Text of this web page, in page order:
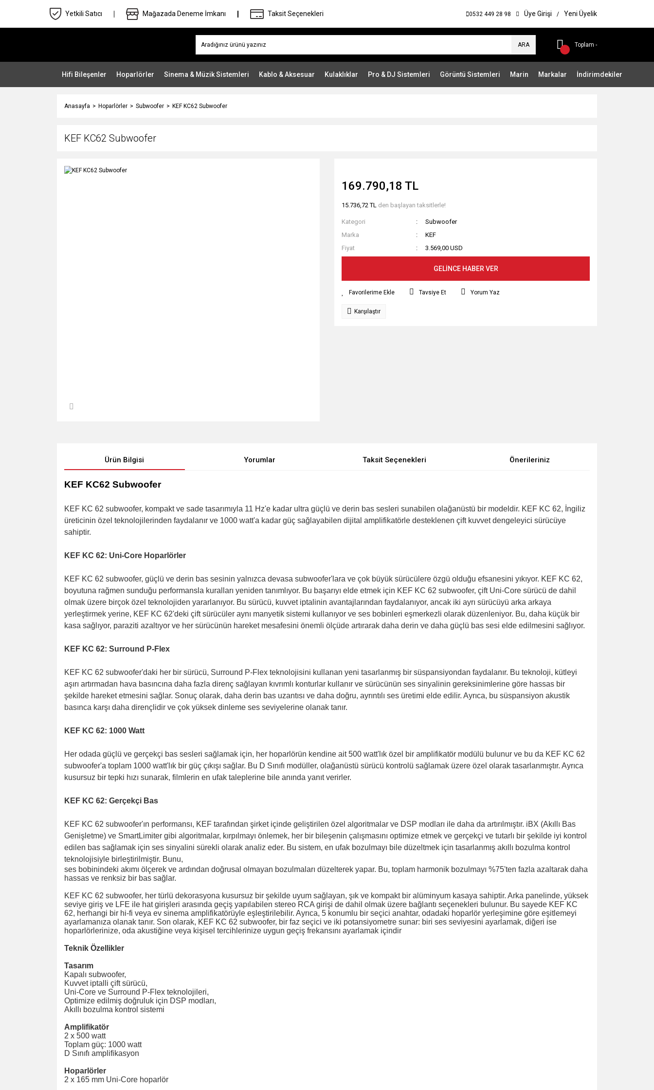
Yetkili Satıcı Mağazada Deneme İmkanı Taksit Seçenekleri 0532 449 28 98 Üye Girişi / Yeni Üyelik
ARA Toplam -
Hifi Bileşenler Hoparlörler Sinema & Müzik Sistemleri Kablo & Aksesuar Kulaklıklar Pro & DJ Sistemleri Görüntü Sistemleri Marin Markalar İndirimdekiler
Anasayfa Hoparlörler Subwoofer KEF KC62 Subwoofer
KEF KC62 Subwoofer
169.790,18 TL
15.736,72 TL den başlayan taksitlerle!
Kategori
Subwoofer
Marka
KEF
Fiyat
3.569,00 USD
GELİNCE HABER VER
Tavsiye Et Yorum Yaz
Karşılaştır
Ürün Bilgisi Yorumlar Taksit Seçenekleri Önerileriniz
KEF KC62 Subwoofer
KEF KC 62 subwoofer, kompakt ve sade tasarımıyla 11 Hz'e kadar ultra güçlü ve derin bas sesleri sunabilen olağanüstü bir modeldir. KEF KC 62, İngiliz
üreticinin özel teknolojilerinden faydalanır ve 1000 watt'a kadar güç sağlayabilen dijital amplifikatörle desteklenen çift kuvvet dengeleyici sürücüye
sahiptir.
KEF KC 62: Uni-Core Hoparlörler
KEF KC 62 subwoofer, güçlü ve derin bas sesinin yalnızca devasa subwoofer'lara ve çok büyük sürücülere özgü olduğu efsanesini yıkıyor. KEF KC 62,
boyutuna rağmen sunduğu performansla kuralları yeniden tanımlıyor. Bu başarıyı elde etmek için KEF KC 62 subwoofer, çift Uni-Core sürücü de dahil
olmak üzere birçok özel teknolojiden yararlanıyor. Bu sürücü, kuvvet iptalinin avantajlarından faydalanıyor, ancak iki ayrı sürücüyü arka arkaya
yerleştirmek yerine, KEF KC 62'deki çift sürücüler aynı manyetik sistemi kullanıyor ve ses bobinleri eşmerkezli olarak düzenleniyor. Bu, daha küçük bir
kasa sağlıyor, paraziti azaltıyor ve her sürücünün hareket mesafesini önemli ölçüde artırarak daha derin ve daha güçlü bas sesi elde edilmesini sağlıyor.
KEF KC 62: Surround P-Flex
KEF KC 62 subwoofer'daki her bir sürücü, Surround P-Flex teknolojisini kullanan yeni tasarlanmış bir süspansiyondan faydalanır. Bu teknoloji, kütleyi
aşırı artırmadan hava basıncına daha fazla direnç sağlayan kıvrımlı konturlar kullanır ve sürücünün ses sinyalinin gereksinimlerine göre hassas bir
şekilde hareket etmesini sağlar. Sonuç olarak, daha derin bas uzantısı ve daha doğru, ayrıntılı ses üretimi elde edilir. Ayrıca, bu süspansiyon akustik
basınca karşı daha dirençlidir ve çok yüksek dinleme ses seviyelerine olanak tanır.
KEF KC 62: 1000 Watt
Her odada güçlü ve gerçekçi bas sesleri sağlamak için, her hoparlörün kendine ait 500 watt'lık özel bir amplifikatör modülü bulunur ve bu da KEF KC 62
subwoofer'a toplam 1000 watt'lık bir güç çıkışı sağlar. Bu D Sınıfı modüller, olağanüstü sürücü kontrolü sağlamak üzere özel olarak tasarlanmıştır. Ayrıca
kusursuz bir tepki hızı sunarak, filmlerin en ufak taleplerine bile anında yanıt verirler.
KEF KC 62: Gerçekçi Bas
KEF KC 62 subwoofer'ın performansı, KEF tarafından şirket içinde geliştirilen özel algoritmalar ve DSP modları ile daha da artırılmıştır. iBX (Akıllı Bas
Genişletme) ve SmartLimiter gibi algoritmalar, kırpılmayı önlemek, her bir bileşenin çalışmasını optimize etmek ve gerçekçi ve tutarlı bir şekilde iyi kontrol
edilen bas sağlamak için ses sinyalini sürekli olarak analiz eder. Bu sistem, en ufak bozulmayı bile düzeltmek için tasarlanmış akıllı bozulma kontrol
teknolojisiyle birleştirilmiştir. Bunu,
ses bobinindeki akımı ölçerek ve ardından doğrusal olmayan bozulmaları düzelterek yapar. Bu, toplam harmonik bozulmayı %75'ten fazla azaltarak daha
hassas ve renksiz bir bas sağlar.
KEF KC 62 subwoofer, her türlü dekorasyona kusursuz bir şekilde uyum sağlayan, şık ve kompakt bir alüminyum kasaya sahiptir. Arka panelinde, yüksek
seviye giriş ve LFE ile hat girişleri arasında geçiş yapılabilen stereo RCA girişi de dahil olmak üzere bağlantı seçenekleri bulunur. Bu sayede KEF KC
62, herhangi bir hi-fi veya ev sinema amplifikatörüyle eşleştirilebilir. Ayrıca, 5 konumlu bir seçici anahtar, odadaki hoparlör yerleşimine göre eşitlemeyi
ayarlamanıza olanak tanır. Son olarak, KEF KC 62 subwoofer, bir faz seçici ve iki potansiyometre sunar: biri ses seviyesini ayarlamak, diğeri ise
hoparlörlerinize, oda akustiğine veya kişisel tercihlerinize uygun geçiş frekansını ayarlamak içindir
Teknik Özellikler
Tasarım
Kapalı subwoofer,
Kuvvet iptalli çift sürücü,
Uni-Core ve Surround P-Flex teknolojileri,
Optimize edilmiş doğruluk için DSP modları,
Akıllı bozulma kontrol sistemi
Amplifikatör
2 x 500 watt
Toplam güç: 1000 watt
D Sınıfı amplifikasyon
Hoparlörler
2 x 165 mm Uni-Core hoparlör